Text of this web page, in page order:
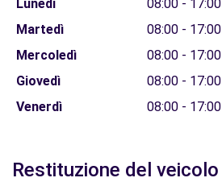
Lunedì
08:00 - 17:00
Martedì
08:00 - 17:00
Mercoledì
08:00 - 17:00
Giovedì
08:00 - 17:00
Venerdì
08:00 - 17:00
Restituzione del veicolo